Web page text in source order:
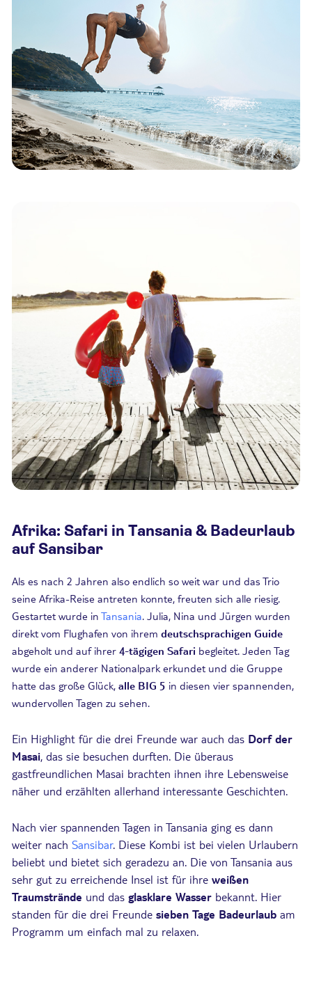
Afrika: Safari in Tansania & Badeurlaub
auf Sansibar
Als es nach 2 Jahren also endlich so weit war und das Trio
seine Afrika-Reise antreten konnte, freuten sich alle riesig.
Gestartet wurde in Tansania. Julia, Nina und Jürgen wurden
direkt vom Flughafen von ihrem deutschsprachigen Guide
abgeholt und auf ihrer 4-tägigen Safari begleitet. Jeden Tag
wurde ein anderer Nationalpark erkundet und die Gruppe
hatte das große Glück, alle BIG 5 in diesen vier spannenden,
wundervollen Tagen zu sehen.
Ein Highlight für die drei Freunde war auch das Dorf der
Masai, das sie besuchen durften. Die überaus
gastfreundlichen Masai brachten ihnen ihre Lebensweise
näher und erzählten allerhand interessante Geschichten.
Nach vier spannenden Tagen in Tansania ging es dann
weiter nach Sansibar. Diese Kombi ist bei vielen Urlaubern
beliebt und bietet sich geradezu an. Die von Tansania aus
sehr gut zu erreichende Insel ist für ihre weißen
Traumstrände und das glasklare Wasser bekannt. Hier
standen für die drei Freunde sieben Tage Badeurlaub am
Programm um einfach mal zu relaxen.